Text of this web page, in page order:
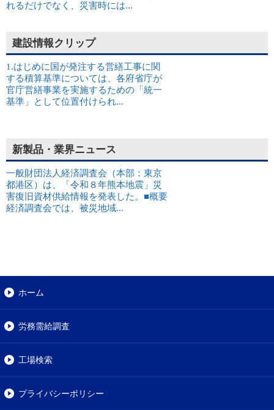
れるだけでなく、災害時には...
建設情報クリップ
1.はじめに国が発注する営繕工事に関
する積算基準については、各府省庁が
官庁営繕事業を実施するための「統一
基準」として位置付けられ...
新製品・業界ニュース
一般財団法人経済調査会（本部：東京
都港区）は、「令和８年熊本地震」災
害復旧資材供給情報を発表した。■概要
経済調査会では、被災地域...
ホーム
労務需給調査
工場検索
プライバシーポリシー